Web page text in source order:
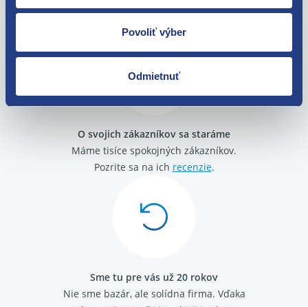
Povoliť výber
Odmietnuť
Tovar môžete vrátiť do 60 dní od
O svojich zákazníkov sa staráme
Máme tisíce spokojných zákazníkov.
Pozrite sa na ich recenzie.
Sme tu pre vás už 20 rokov
Nie sme bazár, ale solídna firma. Vďaka